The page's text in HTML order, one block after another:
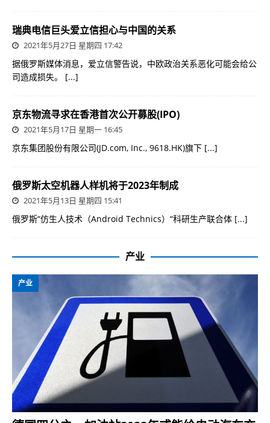
瑞典电信巨头爱立信担心与中国的关系
2021年5月27日 星期四 17:42
据俄罗斯媒体消息，爱立信警告说，中欧政治关系恶化可能会给公
司造成损失。 [...]
京东物流寻求在香港首次公开募股(IPO)
2021年5月17日 星期一 16:45
京东集团股份有限公司(JD.com, Inc., 9618.HK)旗下 [...]
俄罗斯太空机器人样机将于2023年制成
2021年5月13日 星期四 15:41
俄罗斯“仿生人技术（Android Technics）“科研生产联合体 [...]
产业
产业